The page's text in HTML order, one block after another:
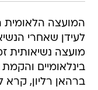
המועצה הלאומית
לעידן שאחרי
מועצה נשיאותית
בינלאומיים
ברהאן רליון,